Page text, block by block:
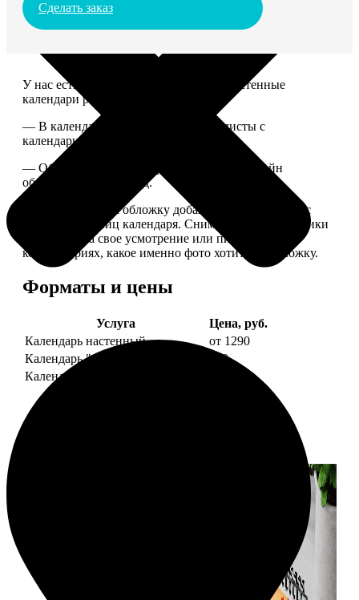
Сделать заказ
У нас есть настольные, магнитные и настенные
календари разных размеров.
— В календаре 13 листов: обложка+листы с
календарной сеткой.
— Обложка для календаря стандартная, дизайн
обновляем каждый год.
— В кружочек на обложку добавляем фотографию с
одной из страниц календаря. Снимок наши сотрудники
выбирают на свое усмотрение или пишите в
комментариях, какое именно фото хотите на обложку.
Форматы и цены
Услуга
Цена, руб.
Календарь настенный
от 1290
Календарь "домик"
890
Календарь магнитный отрывной